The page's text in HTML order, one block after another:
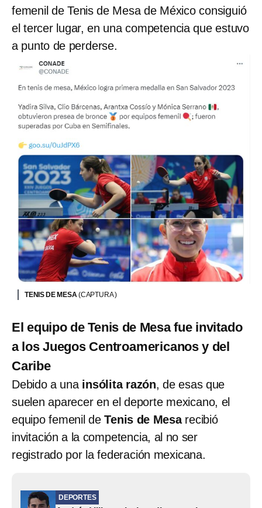
femenil de Tenis de Mesa de México consiguió
el tercer lugar, en una competencia que estuvo
a punto de perderse.
TENIS DE MESA(CAPTURA )
El equipo de Tenis de Mesa fue invitado
a los Juegos Centroamericanos y del
Caribe
Debido a unainsólita razón, de esas que
suelen aparecer en el deporte mexicano, el
equipo femenil deTenis de Mesarecibió
invitación a la competencia, al no ser
registrado por la federación mexicana.
DEPORTES